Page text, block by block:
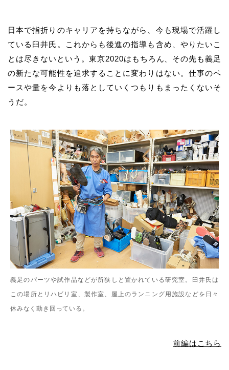
日本で指折りのキャリアを持ちながら、今も現場で活躍し
ている臼井氏。これからも後進の指導も含め、やりたいこ
とは尽きないという。東京2020はもちろん、その先も義足
の新たな可能性を追求することに変わりはない。仕事のペ
ースや量を今よりも落としていくつもりもまったくないそ
うだ。
義足のパーツや試作品などが所狭しと置かれている研究室。臼井氏は
この場所とリハビリ室、製作室、屋上のランニング用施設などを日々
休みなく動き回っている。
前編はこちら